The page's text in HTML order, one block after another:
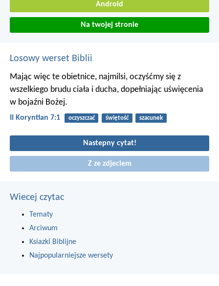
Android
Na twojej stronie
Losowy werset Biblii
Mając więc te obietnice, najmilsi, oczyśćmy się z
wszelkiego brudu ciała i ducha, dopełniając uświęcenia
w bojaźni Bożej.
II Koryntian 7:1 oczyszczać świętość szacunek
Nastepny cytat!
Z ze zdjeciem
Wiecej czytac
Tematy
Arciwum
Ksiazki Biblijne
Najpopularniejsze wersety